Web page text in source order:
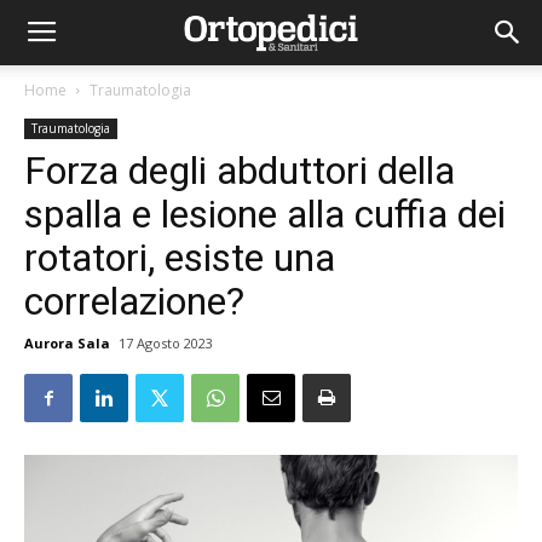
Home Traumatologia
Traumatologia
Forza degli abduttori della
spalla e lesione alla cuffia dei
rotatori, esiste una
correlazione?
Aurora Sala 17 Agosto 2023